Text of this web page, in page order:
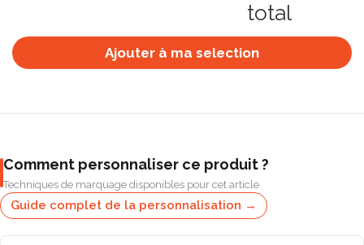
total
Ajouter à ma selection
Comment personnaliser ce produit ?
Techniques de marquage disponibles pour cet article
Guide complet de la personnalisation →